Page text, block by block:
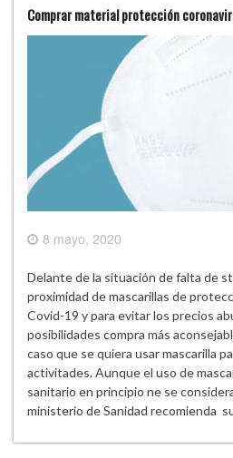
Comprar material protección
8 mayo, 2020
Delante de la situación de falta de
proximidad de mascarillas de
Covid-19 y para evitar los precios
posibilidades compra más
caso que se quiera usar mascarilla
activitades. Aunque el uso de
sanitario en principio ne se
ministerio de Sanidad recomienda